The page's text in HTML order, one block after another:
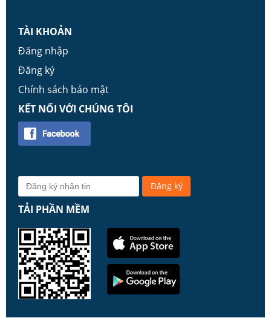
TÀI KHOẢN
Đăng nhập
Đăng ký
Chính sách bảo mật
KẾT NỐI VỚI CHÚNG TÔI
TẢI PHẦN MỀM